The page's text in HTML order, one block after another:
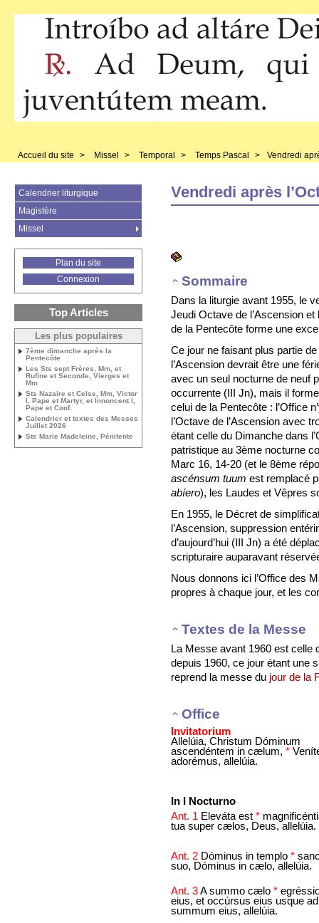
Accueil du site > Missel > Temporal > Temps Pascal > Vendredi
Vendredi après
Sommaire
Dans la liturgie avant 1955, le
Jeudi Octave de l’Ascension et
de la Pentecôte forme une
Ce jour ne faisant plus partie de
l’Ascension devrait être une
avec un seul nocturne de neuf
occurrente (III Jn), mais il
celui de la Pentecôte : l’Office
l’Octave de l’Ascension avec
étant celle du Dimanche dans
patristique au 3ème nocturne
Marc 16, 14-20 (et le 8ème
ascénsum tuum est remplacé
abíero), les Laudes et Vêpres
En 1955, le Décret de
l’Ascension, suppression
d’aujourd’hui (III Jn) a été
scripturaire auparavant
Nous donnons ici l’Office des
propres à chaque jour, et les
Textes de la Messe
La Messe avant 1960 est celle
depuis 1960, ce jour étant une
reprend la messe du jour de la
Office
Invitatorium
Allelúia, Christum Dóminum
ascendéntem in cælum, *
adorémus, allelúia.
In I Nocturno
Ant. 1 Eleváta est *
tua super cælos, Deus, allelúia.
Ant. 2 Dóminus in templo *
suo, Dóminus in cælo, allelúia.
Ant. 3A summo cælo *
eius, et occúrsus eius usque ad
summum eius, allelúia.
Calendrier liturgique
Magistère
Missel
Plan du site
Connexion
Top Articles
Les plus populaires
7ème dimanche après la
Pentecôte
Les Sts sept Frères, Mm, et
Rufine et Seconde, Vierges et
Mm
Sts Nazaire et Celse, Mm, Victor
I, Pape et Martyr, et Innoncent I,
Pape et Conf.
Calendrier et textes des Messes
Juillet 2026
Ste Marie Madeleine, Pénitente